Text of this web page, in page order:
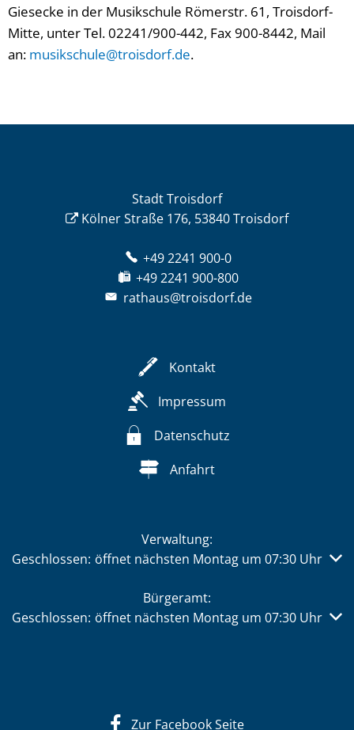
Giesecke in der Musikschule Römerstr. 61, Troisdorf-
Mitte, unter Tel. 02241/900-442, Fax 900-8442, Mail
an: musikschule@troisdorf.de.
Stadt Troisdorf
Kölner Straße 176, 53840 Troisdorf
+49 2241 900-0
+49 2241 900-800
rathaus@troisdorf.de
Kontakt
Impressum
Datenschutz
Anfahrt
Verwaltung:
Klicken, um weitere Öffnungs- oder Schließzeiten
Geschlossen: öffnet nächsten Montag um 07:30 Uhr
Bürgeramt:
Klicken, um weitere Öffnungs- oder Schließzeiten
Geschlossen: öffnet nächsten Montag um 07:30 Uhr
Zur Facebook Seite